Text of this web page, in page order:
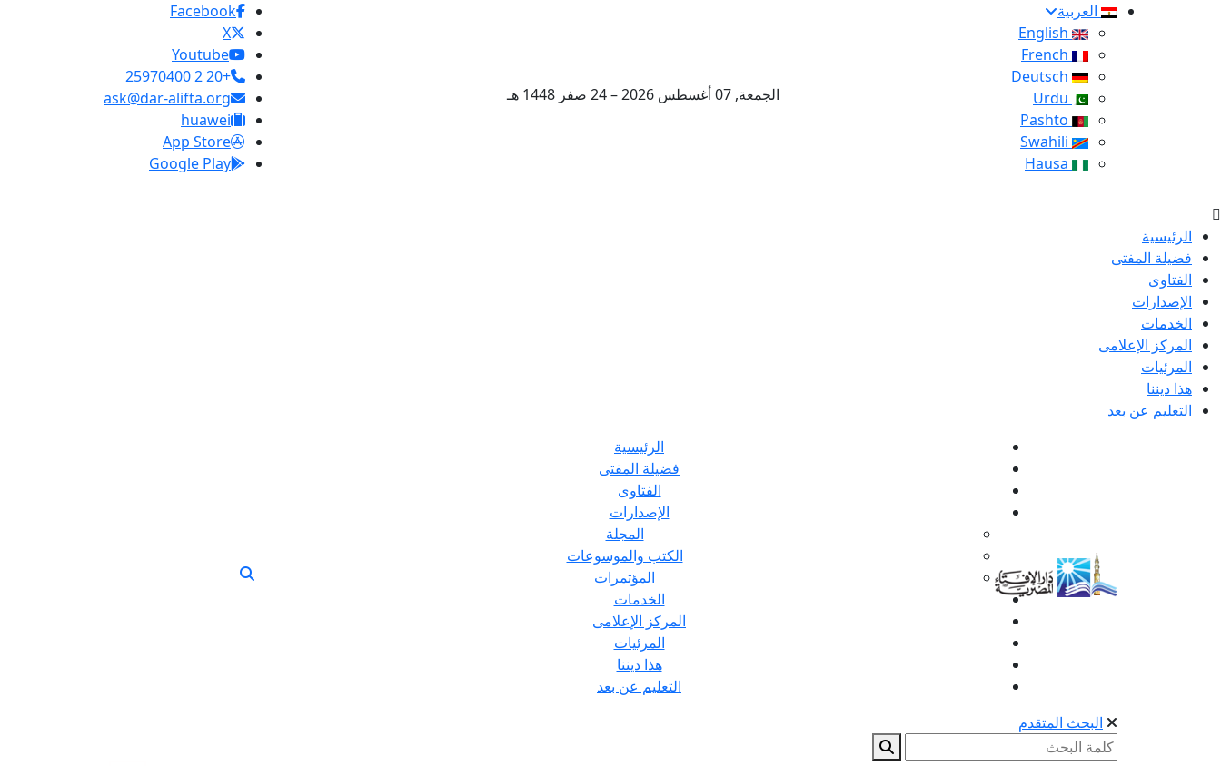
العربية
الجمعة, 07 أغسطس 2026 – 24 صفر 1448 هـ
Facebook
X
Youtube
+20 2 25970400
ask@dar-alifta.org
huawei
App Store
Google Play
الرئيسية
فضيلة المفتى
الفتاوى
الإصدارات
الخدمات
المركز الإعلامى
المرئيات
هذا ديننا
التعليم عن بعد
الرئيسية
فضيلة المفتى
الفتاوى
الإصدارات
المجلة
الكتب والموسوعات
المؤتمرات
الخدمات
المركز الإعلامى
المرئيات
هذا ديننا
التعليم عن بعد
البحث المتقدم